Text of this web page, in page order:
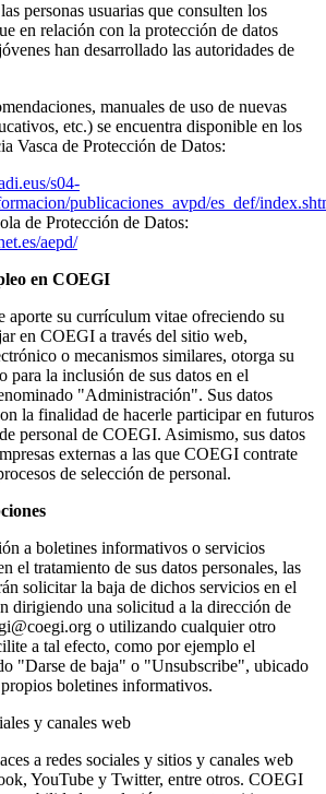
personas usuarias que consulten los
en relación con la protección de datos
han desarrollado las autoridades de
manuales de uso de nuevas
etc.) se encuentra disponible en los
Vasca de Protección de Datos:
s04-
publicaciones_avpd/es_def/
de Protección de Datos:
aepd/
en COEGI
aporte su currículum vitae ofreciendo su
en COEGI a través del sitio web,
o mecanismos similares, otorga su
para la inclusión de sus datos en el
"Administración". Sus datos
la finalidad de hacerle participar en futuros
personal de COEGI. Asimismo, sus datos
externas a las que COEGI contrate
de selección de personal.
a boletines informativos o servicios
el tratamiento de sus datos personales, las
solicitar la baja de dichos servicios en el
dirigiendo una solicitud a la dirección de
o utilizando cualquier otro
a tal efecto, como por ejemplo el
"Darse de baja" o "Unsubscribe", ubicado
boletines informativos.
y canales web
a redes sociales y sitios y canales web
YouTube y Twitter, entre otros. COEGI